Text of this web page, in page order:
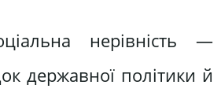
нерівність —
державної політики й